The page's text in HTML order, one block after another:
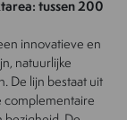
tussen 200
innovatieve en
natuurlijke
De lijn bestaat uit
complementaire